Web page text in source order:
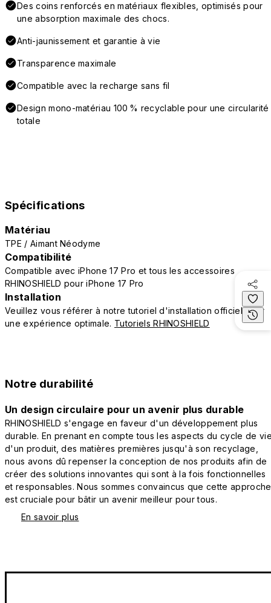
Des coins renforcés en matériaux flexibles, optimisés pour
une absorption maximale des chocs.
Anti-jaunissement et garantie à vie
Transparence maximale
Compatible avec la recharge sans fil
Design mono-matériau 100 % recyclable pour une circularité
totale
Spécifications
Matériau
TPE / Aimant Néodyme
Compatibilité
Compatible avec iPhone 17 Pro et tous les accessoires
RHINOSHIELD pour iPhone 17 Pro
Installation
Veuillez vous référer à notre tutoriel d'installation officiel pour
une expérience optimale. Tutoriels RHINOSHIELD
Notre durabilité
Un design circulaire pour un avenir plus durable
RHINOSHIELD s'engage en faveur d'un développement plus
durable. En prenant en compte tous les aspects du cycle de
d'un produit, des matières premières jusqu'à son recyclage,
nous avons dû repenser la conception de nos produits afin de
créer des solutions innovantes qui sont à la fois fonctionnelles
et responsables. Nous sommes convaincus que cette approche
est cruciale pour bâtir un avenir meilleur pour tous.
En savoir plus